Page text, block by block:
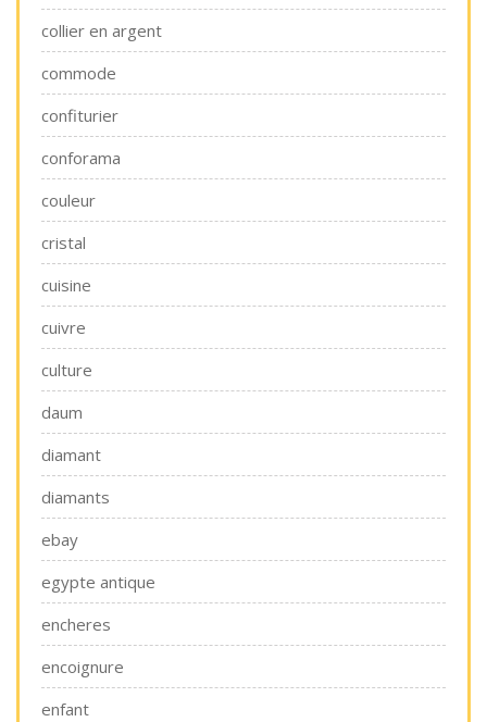
collier en argent
commode
confiturier
conforama
couleur
cristal
cuisine
cuivre
culture
daum
diamant
diamants
ebay
egypte antique
encheres
encoignure
enfant